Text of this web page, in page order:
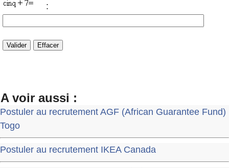
:
A voir aussi :
Postuler au recrutement AGF (African Guarantee Fund)
Togo
Postuler au recrutement IKEA Canada